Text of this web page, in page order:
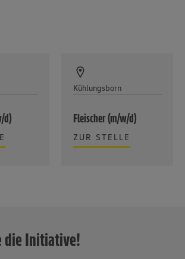
d)
Kühlungsborn
Fleischer (m/w/d)
ZUR STELLE
die Initiative!